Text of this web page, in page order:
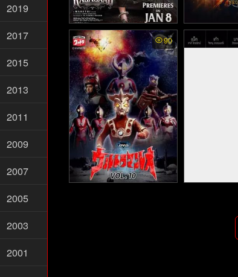
2019
2017
2015
2013
2011
2009
2007
2005
2003
2001
The Raja Saab (2026)
Begins
ย์ไทย - จอม
90